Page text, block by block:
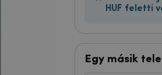
HUF feletti
Egy másik